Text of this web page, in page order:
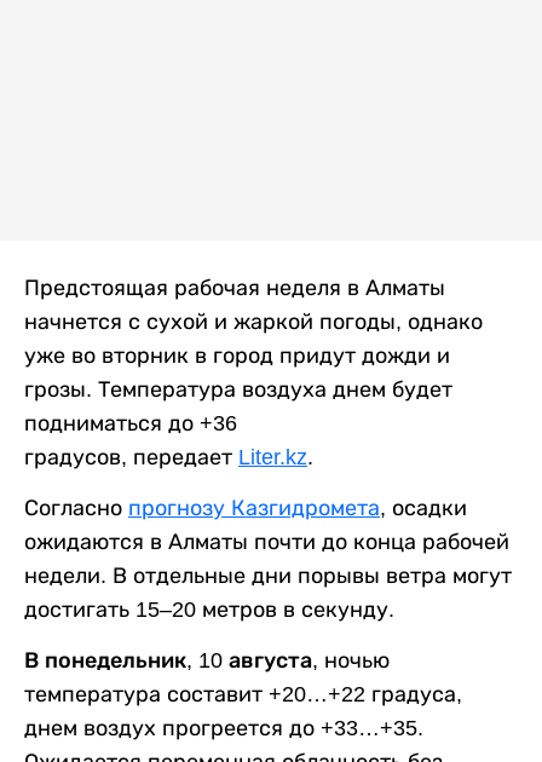
Предстоящая рабочая неделя в Алматы
начнется с сухой и жаркой погоды, однако
уже во вторник в город придут дожди и
грозы. Температура воздуха днем будет
подниматься до +36
градусов, передает Liter.kz.
Согласно прогнозу Казгидромета, осадки
ожидаются в Алматы почти до конца рабочей
недели. В отдельные дни порывы ветра могут
достигать 15–20 метров в секунду.
В понедельник, 10 августа, ночью
температура составит +20…+22 градуса,
днем воздух прогреется до +33…+35.